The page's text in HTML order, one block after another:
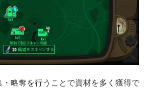
略奪を行うことで資材を多く獲得で